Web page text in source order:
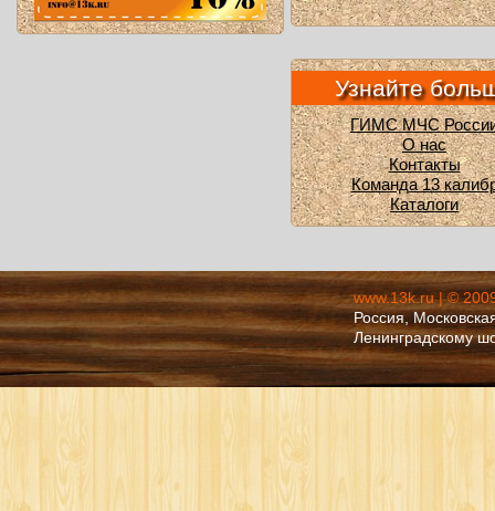
Узнайте
ГИМС МЧС
О нас
Контакты
Команда 13
Каталоги
www.13k.ru | ©
Россия,
Ленинградскому